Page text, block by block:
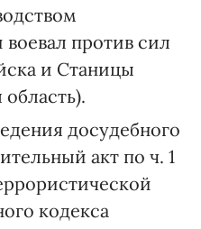
против сил
и Станицы
досудебного
акт по ч. 1
кодекса